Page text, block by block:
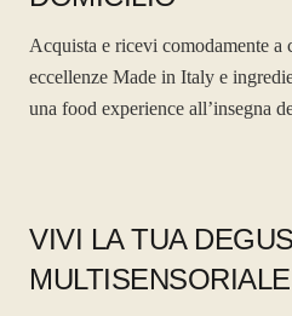
Acquista e ricevi comodamente a
eccellenze Made in Italy e
una food experience all’insegna
VIVI LA TUA
MULTISENSORIALE